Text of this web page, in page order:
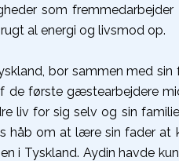
som
al energi og livsmod op.
bor sammen med
de første gæstearbejdere
liv for sig selv og sin
håb om at lære sin fader at
i Tyskland. Aydin havde